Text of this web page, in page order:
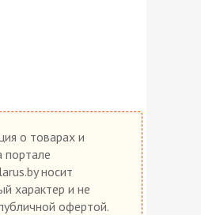
о товарах и
портале
носит
характер и не
офертой.